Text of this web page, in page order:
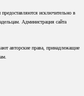
исключительно в
Администрация сайта
авторские права, принадлежащие